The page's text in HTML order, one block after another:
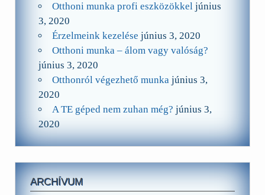
Otthoni munka profi eszközökkel június
3, 2020
Érzelmeink kezelése június 3, 2020
Otthoni munka – álom vagy valóság?
június 3, 2020
Otthonról végezhető munka június 3,
2020
A TE géped nem zuhan még? június 3,
2020
ARCHÍVUM